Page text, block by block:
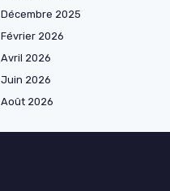
Décembre 2025
Février 2026
Avril 2026
Juin 2026
Août 2026